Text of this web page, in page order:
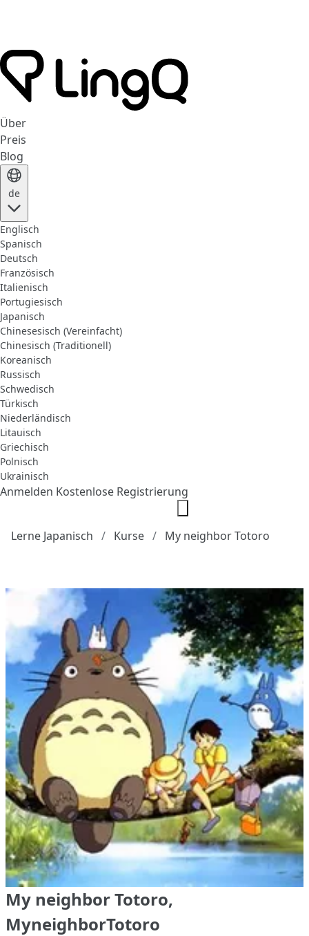
Über
Preis
Blog
de
Englisch
Spanisch
Deutsch
Französisch
Italienisch
Portugiesisch
Japanisch
Chinesesisch (Vereinfacht)
Chinesisch (Traditionell)
Koreanisch
Russisch
Schwedisch
Türkisch
Niederländisch
Litauisch
Griechisch
Polnisch
Ukrainisch
Anmelden Kostenlose Registrierung
Lerne Japanisch Kurse My neighbor Totoro
My neighbor Totoro,
MyneighborTotoro